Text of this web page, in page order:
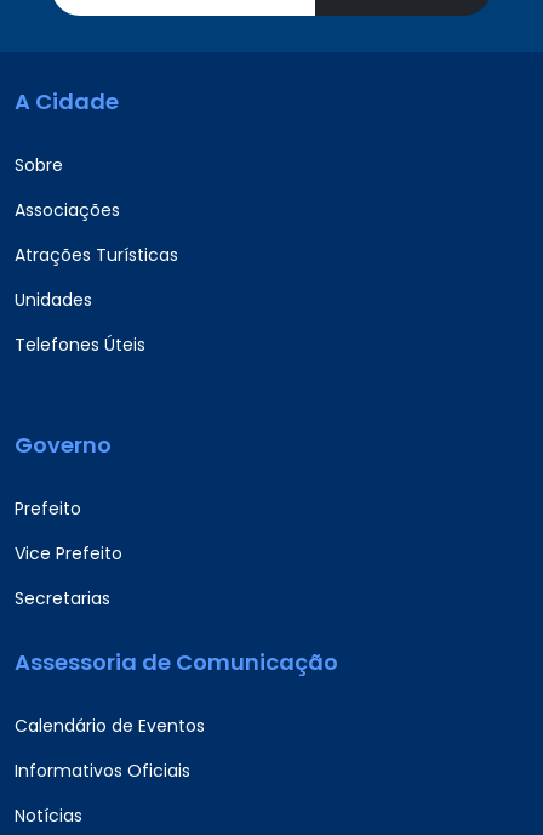
A Cidade
Sobre
Associações
Atrações Turísticas
Unidades
Telefones Úteis
Governo
Prefeito
Vice Prefeito
Secretarias
Assessoria de Comunicação
Calendário de Eventos
Informativos Oficiais
Notícias